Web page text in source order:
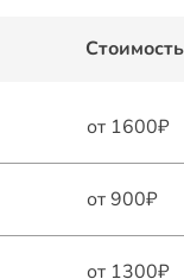
Стоимость
от 1600₽
от 900₽
от 1300₽